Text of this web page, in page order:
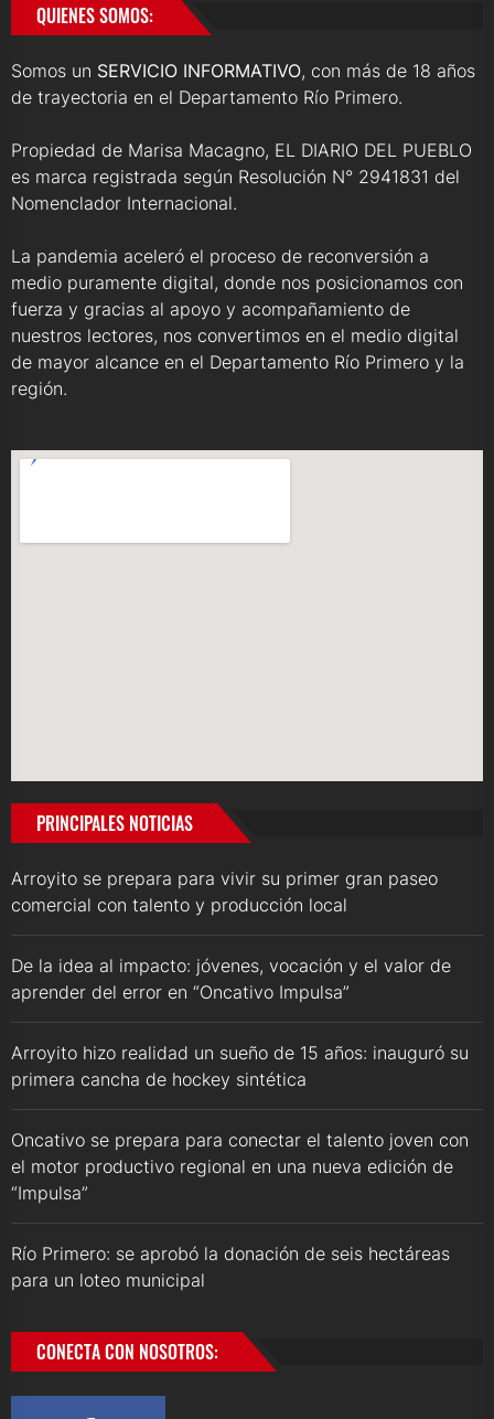
QUIENES SOMOS:
Somos un SERVICIO INFORMATIVO, con más de 18 años
de trayectoria en el Departamento Río Primero.
Propiedad de Marisa Macagno, EL DIARIO DEL PUEBLO
es marca registrada según Resolución N° 2941831 del
Nomenclador Internacional.
La pandemia aceleró el proceso de reconversión a
medio puramente digital, donde nos posicionamos con
fuerza y gracias al apoyo y acompañamiento de
nuestros lectores, nos convertimos en el medio digital
de mayor alcance en el Departamento Río Primero y la
región.
PRINCIPALES NOTICIAS
Arroyito se prepara para vivir su primer gran paseo
comercial con talento y producción local
De la idea al impacto: jóvenes, vocación y el valor de
aprender del error en “Oncativo Impulsa”
Arroyito hizo realidad un sueño de 15 años: inauguró su
primera cancha de hockey sintética
Oncativo se prepara para conectar el talento joven con
el motor productivo regional en una nueva edición de
“Impulsa”
Río Primero: se aprobó la donación de seis hectáreas
para un loteo municipal
CONECTA CON NOSOTROS: